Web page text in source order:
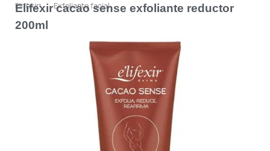
Bebé y mamá
Productos naturales y dietética
Bebé y mamá
Productos naturales y dietética
Elifexir Exfoliante facial
Elifexir cacao sense exfoliante reductor
200ml